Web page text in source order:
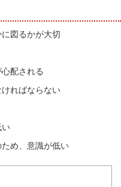
図るかが大切
配される
ればならない
い
め、意識が低い